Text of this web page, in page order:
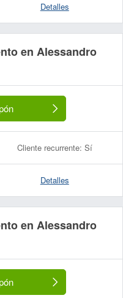
Detalles
en Alessandro
Cliente recurrente: Sí
Detalles
en Alessandro